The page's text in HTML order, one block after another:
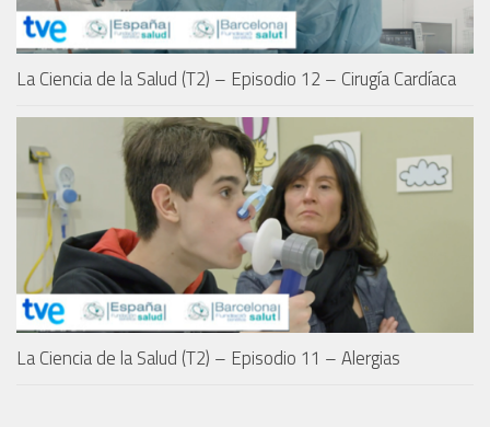
La Ciencia de la Salud (T2) – Episodio 12 – Cirugía Cardíaca
La Ciencia de la Salud (T2) – Episodio 11 – Alergias